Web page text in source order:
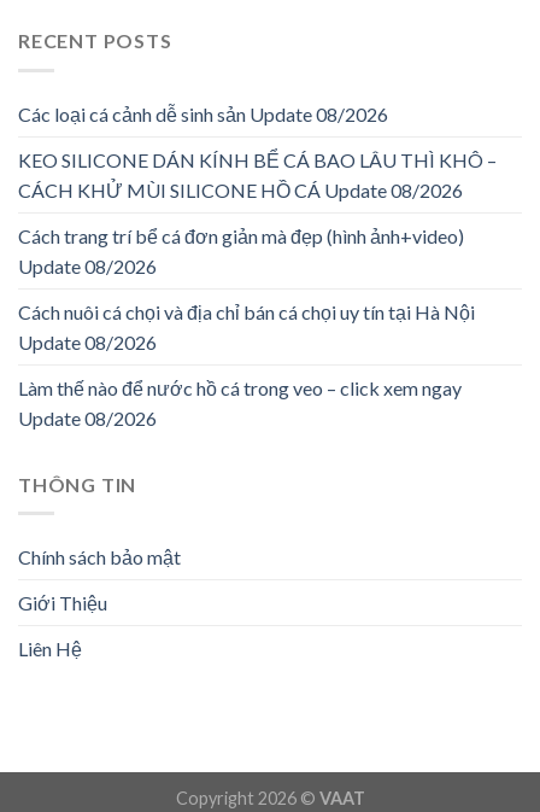
RECENT POSTS
Các loại cá cảnh dễ sinh sản Update 08/2026
KEO SILICONE DÁN KÍNH BỂ CÁ BAO LÂU THÌ KHÔ –
CÁCH KHỬ MÙI SILICONE HỒ CÁ Update 08/2026
Cách trang trí bể cá đơn giản mà đẹp (hình ảnh+video)
Update 08/2026
Cách nuôi cá chọi và địa chỉ bán cá chọi uy tín tại Hà Nội
Update 08/2026
Làm thế nào để nước hồ cá trong veo – click xem ngay
Update 08/2026
THÔNG TIN
Chính sách bảo mật
Giới Thiệu
Liên Hệ
Copyright 2026 © VAAT